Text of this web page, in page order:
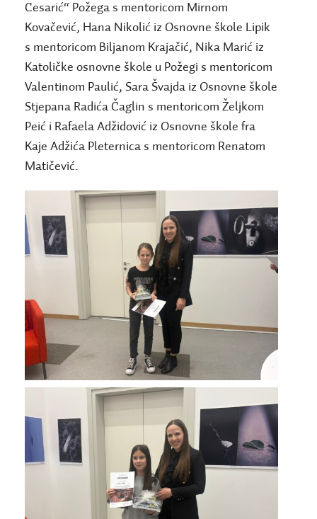
Cesarić“ Požega s mentoricom Mirnom
Kovačević, Hana Nikolić iz Osnovne škole Lipik
s mentoricom Biljanom Krajačić, Nika Marić iz
Katoličke osnovne škole u Požegi s mentoricom
Valentinom Paulić, Sara Švajda iz Osnovne škole
Stjepana Radića Čaglin s mentoricom Željkom
Peić i Rafaela Adžidović iz Osnovne škole fra
Kaje Adžića Pleternica s mentoricom Renatom
Matičević.